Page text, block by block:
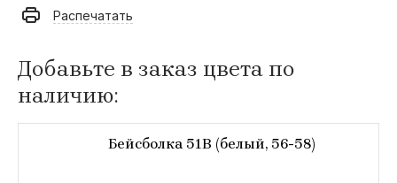
Распечатать
Добавьте в заказ цвета по
наличию:
Бейсболка 51B (белый, 56-58)